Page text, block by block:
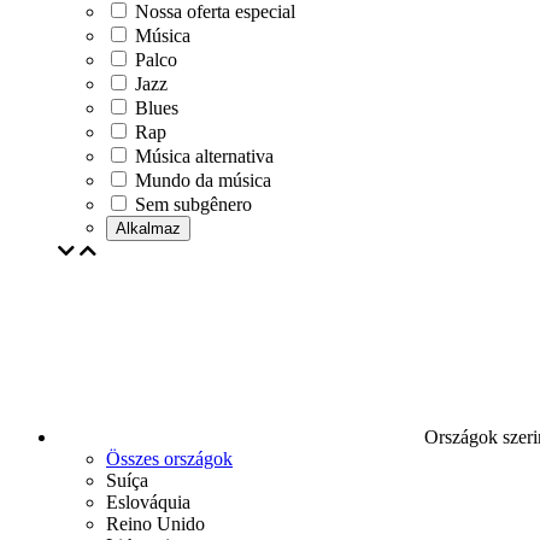
Nossa oferta especial
Música
Palco
Jazz
Blues
Rap
Música alternativa
Mundo da música
Sem subgênero
Alkalmaz
Országok
Összes országok
Suíça
Eslováquia
Reino Unido